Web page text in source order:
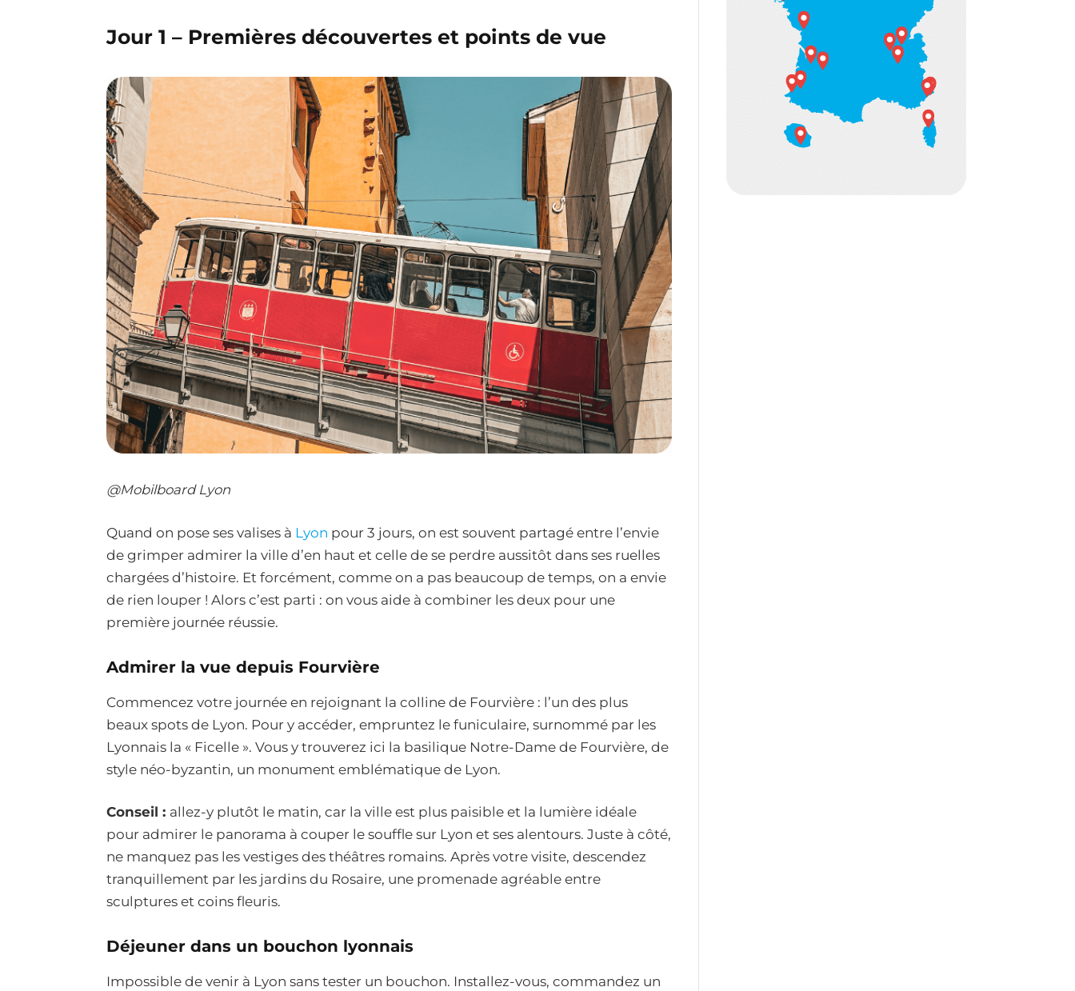
Jour 1 – Premières découvertes et points de vue
@Mobilboard Lyon
Quand on pose ses valises à Lyon pour 3 jours, on est souvent partagé entre l’envie
de grimper admirer la ville d’en haut et celle de se perdre aussitôt dans ses ruelles
chargées d’histoire. Et forcément, comme on a pas beaucoup de temps, on a envie
de rien louper ! Alors c’est parti : on vous aide à combiner les deux pour une
première journée réussie.
Admirer la vue depuis Fourvière
Commencez votre journée en rejoignant la colline de Fourvière : l’un des plus
beaux spots de Lyon. Pour y accéder, empruntez le funiculaire, surnommé par les
Lyonnais la « Ficelle ». Vous y trouverez ici la basilique Notre-Dame de Fourvière, de
style néo-byzantin, un monument emblématique de Lyon.
Conseil : allez-y plutôt le matin, car la ville est plus paisible et la lumière idéale
pour admirer le panorama à couper le souffle sur Lyon et ses alentours. Juste à côté,
ne manquez pas les vestiges des théâtres romains. Après votre visite, descendez
tranquillement par les jardins du Rosaire, une promenade agréable entre
sculptures et coins fleuris.
Déjeuner dans un bouchon lyonnais
Impossible de venir à Lyon sans tester un bouchon. Installez-vous, commandez un